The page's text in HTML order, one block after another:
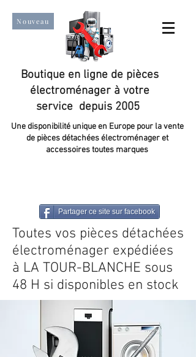
Nouveau
Boutique en ligne de pièces
électroménager à votre
service depuis 2005
Une disponibilité unique en Europe pour la vente
de pièces détachées électroménager et
accessoires toutes marques
Partager ce site sur facebook
Toutes vos pièces détachées
électroménager expédiées
à LA TOUR-BLANCHE sous
48 H si disponibles en stock